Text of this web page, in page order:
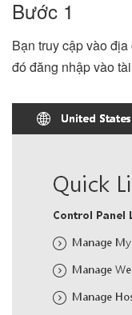
Bước 1
Bạn truy cập vào địa
đó đăng nhập vào